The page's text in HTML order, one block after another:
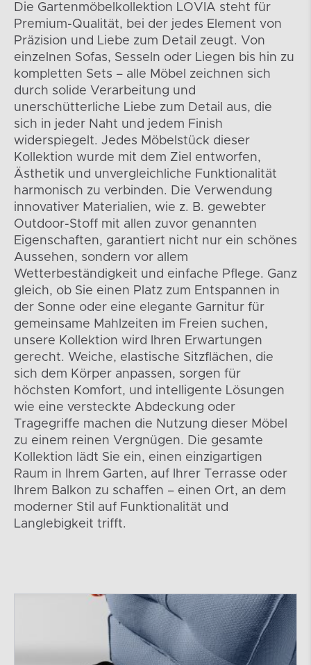
Die Gartenmöbelkollektion LOVIA steht für
Premium-Qualität, bei der jedes Element von
Präzision und Liebe zum Detail zeugt. Von
einzelnen Sofas, Sesseln oder Liegen bis hin zu
kompletten Sets – alle Möbel zeichnen sich
durch solide Verarbeitung und
unerschütterliche Liebe zum Detail aus, die
sich in jeder Naht und jedem Finish
widerspiegelt. Jedes Möbelstück dieser
Kollektion wurde mit dem Ziel entworfen,
Ästhetik und unvergleichliche Funktionalität
harmonisch zu verbinden. Die Verwendung
innovativer Materialien, wie z. B. gewebter
Outdoor-Stoff mit allen zuvor genannten
Eigenschaften, garantiert nicht nur ein schönes
Aussehen, sondern vor allem
Wetterbeständigkeit und einfache Pflege. Ganz
gleich, ob Sie einen Platz zum Entspannen in
der Sonne oder eine elegante Garnitur für
gemeinsame Mahlzeiten im Freien suchen,
unsere Kollektion wird Ihren Erwartungen
gerecht. Weiche, elastische Sitzflächen, die
sich dem Körper anpassen, sorgen für
höchsten Komfort, und intelligente Lösungen
wie eine versteckte Abdeckung oder
Tragegriffe machen die Nutzung dieser Möbel
zu einem reinen Vergnügen. Die gesamte
Kollektion lädt Sie ein, einen einzigartigen
Raum in Ihrem Garten, auf Ihrer Terrasse oder
Ihrem Balkon zu schaffen – einen Ort, an dem
moderner Stil auf Funktionalität und
Langlebigkeit trifft.